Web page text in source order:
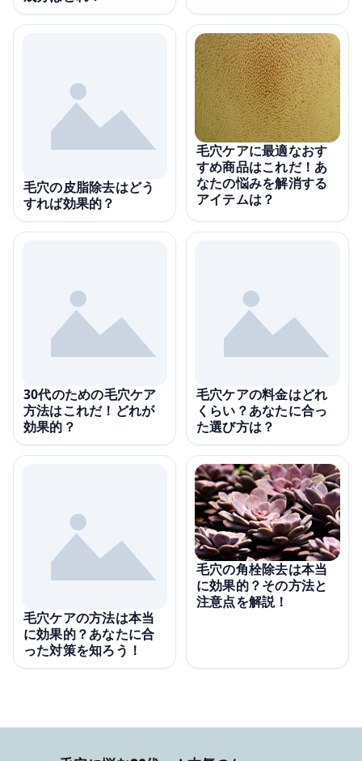
毛穴の皮脂除去はどう
すれば効果的？
毛穴ケアに最適なおす
すめ商品はこれだ！あ
なたの悩みを解消する
アイテムは？
30代のための毛穴ケア
方法はこれだ！どれが
効果的？
毛穴ケアの料金はどれ
くらい？あなたに合っ
た選び方は？
毛穴ケアの方法は本当
に効果的？あなたに合
った対策を知ろう！
毛穴の角栓除去は本当
に効果的？その方法と
注意点を解説！